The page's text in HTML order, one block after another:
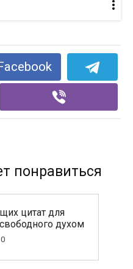
понравиться
цитат для
духом
0